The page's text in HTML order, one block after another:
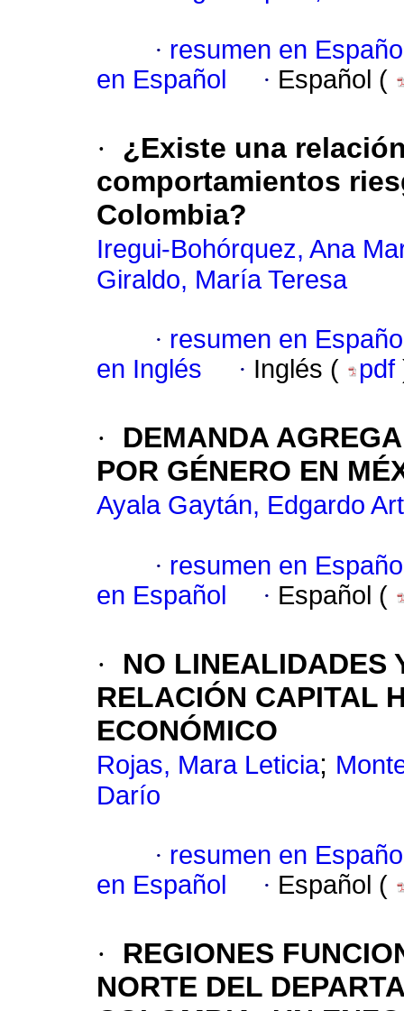
· resumen en
en Español
· Español (
·
¿Existe una
comportamientos
Colombia?
Iregui-Bohórquez, Ana
Giraldo, María Teresa
· resumen en
en Inglés
· Inglés ( pdf
·
DEMANDA
POR GÉNERO EN
Ayala Gaytán, Edgardo
· resumen en
en Español
· Español (
·
NO LINEALIDADES
RELACIÓN CAPITAL
ECONÓMICO
Rojas, Mara Leticia;
Darío
· resumen en
en Español
· Español (
·
REGIONES
NORTE DEL